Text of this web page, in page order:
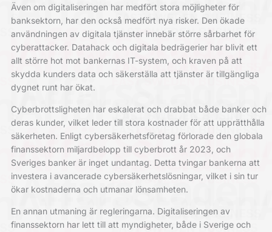
Även om digitaliseringen har medfört stora möjligheter för
banksektorn, har den också medfört nya risker. Den ökade
användningen av digitala tjänster innebär större sårbarhet för
cyberattacker. Datahack och digitala bedrägerier har blivit ett
allt större hot mot bankernas IT-system, och kraven på att
skydda kunders data och säkerställa att tjänster är tillgängliga
dygnet runt har ökat.
Cyberbrottsligheten har eskalerat och drabbat både banker och
deras kunder, vilket leder till stora kostnader för att upprätthålla
säkerheten. Enligt cybersäkerhetsföretag förlorade den globala
finanssektorn miljardbelopp till cyberbrott år 2023, och
Sveriges banker är inget undantag. Detta tvingar bankerna att
investera i avancerade cybersäkerhetslösningar, vilket i sin tur
ökar kostnaderna och utmanar lönsamheten.
En annan utmaning är regleringarna. Digitaliseringen av
finanssektorn har lett till att myndigheter, både i Sverige och